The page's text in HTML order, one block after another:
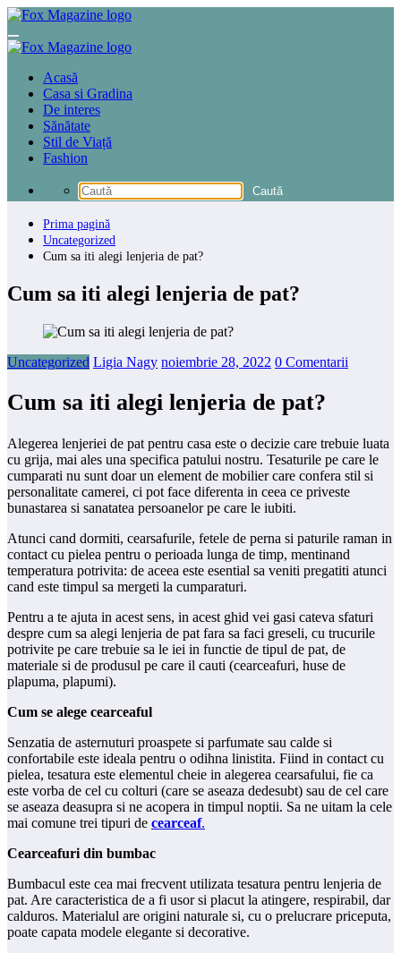
Sari
conținut
Acasă
Casa si Gradina
De interes
Sănătate
Stil de Viață
Fashion
Prima pagină
Uncategorized
Cum sa iti alegi lenjeria de pat?
Cum sa iti alegi lenjeria de pat?
Uncategorized Ligia Nagy noiembrie 28, 2022 0 Comentarii
Cum sa iti alegi lenjeria de pat?
Alegerea lenjeriei de pat pentru casa este o decizie care trebuie luata
cu grija, mai ales una specifica patului nostru. Tesaturile pe care le
cumparati nu sunt doar un element de mobilier care confera stil si
personalitate camerei, ci pot face diferenta in ceea ce priveste
bunastarea si sanatatea persoanelor pe care le iubiti.
Atunci cand dormiti, cearsafurile, fetele de perna si paturile raman in
contact cu pielea pentru o perioada lunga de timp, mentinand
temperatura potrivita: de aceea este esential sa veniti pregatiti atunci
cand este timpul sa mergeti la cumparaturi.
Pentru a te ajuta in acest sens, in acest ghid vei gasi cateva sfaturi
despre cum sa alegi lenjeria de pat fara sa faci greseli, cu trucurile
potrivite pe care trebuie sa le iei in functie de tipul de pat, de
materiale si de produsul pe care il cauti (cearceafuri, huse de
plapuma, plapumi).
Cum se alege cearceaful
Senzatia de asternuturi proaspete si parfumate sau calde si
confortabile este ideala pentru o odihna linistita. Fiind in contact cu
pielea, tesatura este elementul cheie in alegerea cearsafului, fie ca
este vorba de cel cu colturi (care se aseaza dedesubt) sau de cel care
se aseaza deasupra si ne acopera in timpul noptii. Sa ne uitam la cele
mai comune trei tipuri de cearceaf.
Cearceafuri din bumbac
Bumbacul este cea mai frecvent utilizata tesatura pentru lenjeria de
pat. Are caracteristica de a fi usor si placut la atingere, respirabil, dar
calduros. Materialul are origini naturale si, cu o prelucrare priceputa,
poate capata modele elegante si decorative.